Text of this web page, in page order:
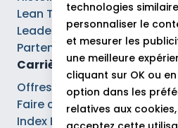
Lean Tech®
Leaders
Partenaires
Carrières
Offres d’emploi
Faire carrière chez Theodo
Index Ega Pro
technologies
personnaliser le
et mesurer les
une meilleure
cliquant sur OK ou
option dans les
relatives aux